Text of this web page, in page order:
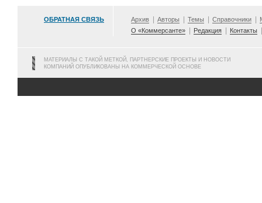
ОБРАТНАЯ СВЯЗЬ Архив Авторы Темы Справочники
О «Коммерсанте»
Редакция Контакты
МАТЕРИАЛЫ С ТАКОЙ МЕТКОЙ, ПАРТНЕРСКИЕ ПРОЕКТЫ И НОВОСТИ
КОМПАНИЙ ОПУБЛИКОВАНЫ НА КОММЕРЧЕСКОЙ ОСНОВЕ